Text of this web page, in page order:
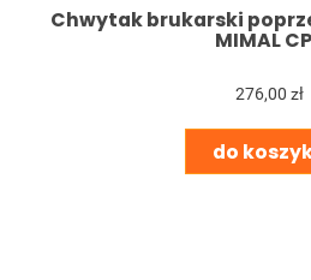
Chwytak brukarski
MIMAL
276,00 zł
do